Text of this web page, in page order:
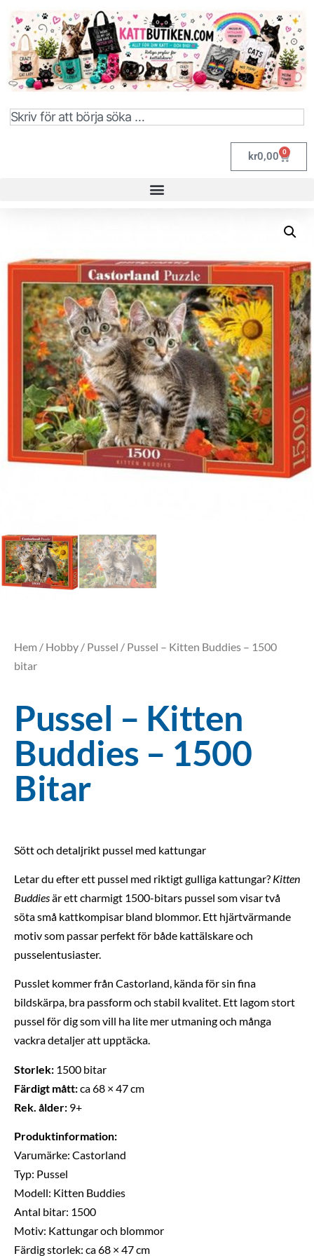
kr0,00 0
Hem / Hobby / Pussel / Pussel – Kitten Buddies – 1500
bitar
Pussel – Kitten
Buddies – 1500
Bitar
Sött och detaljrikt pussel med kattungar
Letar du efter ett pussel med riktigt gulliga kattungar? Kitten
Buddiesär ett charmigt 1500-bitars pussel som visar två
söta små kattkompisar bland blommor. Ett hjärtvärmande
motiv som passar perfekt för både kattälskare och
pusselentusiaster.
Pusslet kommer från Castorland, kända för sin fina
bildskärpa, bra passform och stabil kvalitet. Ett lagom stort
pussel för dig som vill ha lite mer utmaning och många
vackra detaljer att upptäcka.
Storlek: 1500 bitar
Färdigt mått:ca 68 × 47 cm
Rek. ålder: 9+
Produktinformation:
Varumärke: Castorland
Typ: Pussel
Modell: Kitten Buddies
Antal bitar: 1500
Motiv: Kattungar och blommor
Färdig storlek: ca 68 × 47 cm